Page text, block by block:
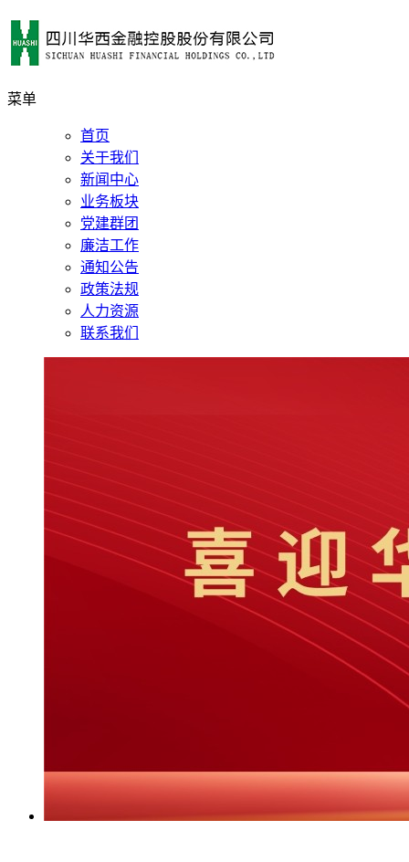
菜单
首页
关于我们
新闻中心
业务板块
党建群团
廉洁工作
通知公告
政策法规
人力资源
联系我们